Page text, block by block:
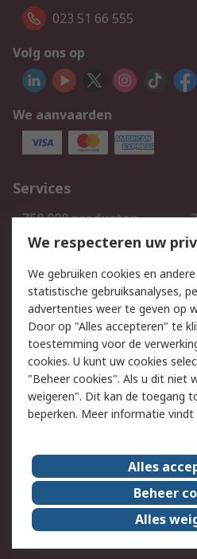
023 51 66 555
Volg ons op
We aanvaarden
Services
750.000 producten
Bestellen
Track & Trace
Wettelijk
Cookiebeleid
Privacybeleid
Algemene
verkoopvoorwaarden
Over RS
RS Group
RS wereldwijd
ESG
We respecteren uw
We gebruiken cookies en
statistische gebruiksanalyses,
advertenties weer te geven op
Door op "Alles accepteren" te
toestemming voor de
cookies. U kunt uw cookies
"Beheer cookies". Als u dit niet
weigeren". Dit kan de toegang
beperken. Meer informatie vindt
Alles
Beheer
Alles